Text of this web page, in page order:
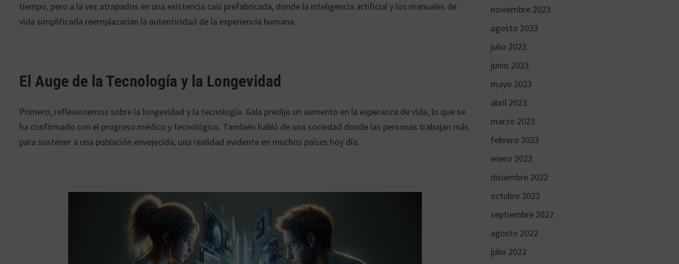
tiempo, pero a la vez atrapados en una existencia casi prefabricada, donde la inteligencia artificial y los manuales de
vida simplificada reemplazarían la autenticidad de la experiencia humana.
El Auge de la Tecnología y la Longevidad
Primero, reflexionemos sobre la longevidad y la tecnología. Gala predijo un aumento en la esperanza de vida, lo que se
ha confirmado con el progreso médico y tecnológico. También habló de una sociedad donde las personas trabajan más
para sostener a una población envejecida, una realidad evidente en muchos países hoy día.
noviembre 2023
agosto 2023
julio 2023
junio 2023
mayo 2023
abril 2023
marzo 2023
febrero 2023
enero 2023
diciembre 2022
octubre 2022
septiembre 2022
agosto 2022
julio 2022